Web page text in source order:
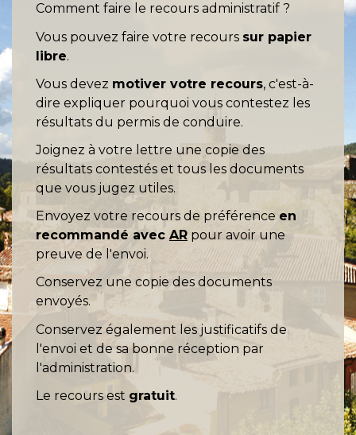
Comment faire le recours administratif ?
Vous pouvez faire votre recours sur papier
libre.
Vous devez motiver votre recours, c'est-à-
dire expliquer pourquoi vous contestez les
résultats du permis de conduire.
Joignez à votre lettre une copie des
résultats contestés et tous les documents
que vous jugez utiles.
Envoyez votre recours de préférence en
recommandé avec AR pour avoir une
preuve de l'envoi.
Conservez une copie des documents
envoyés.
Conservez également les justificatifs de
l'envoi et de sa bonne réception par
l'administration.
Le recours est gratuit.